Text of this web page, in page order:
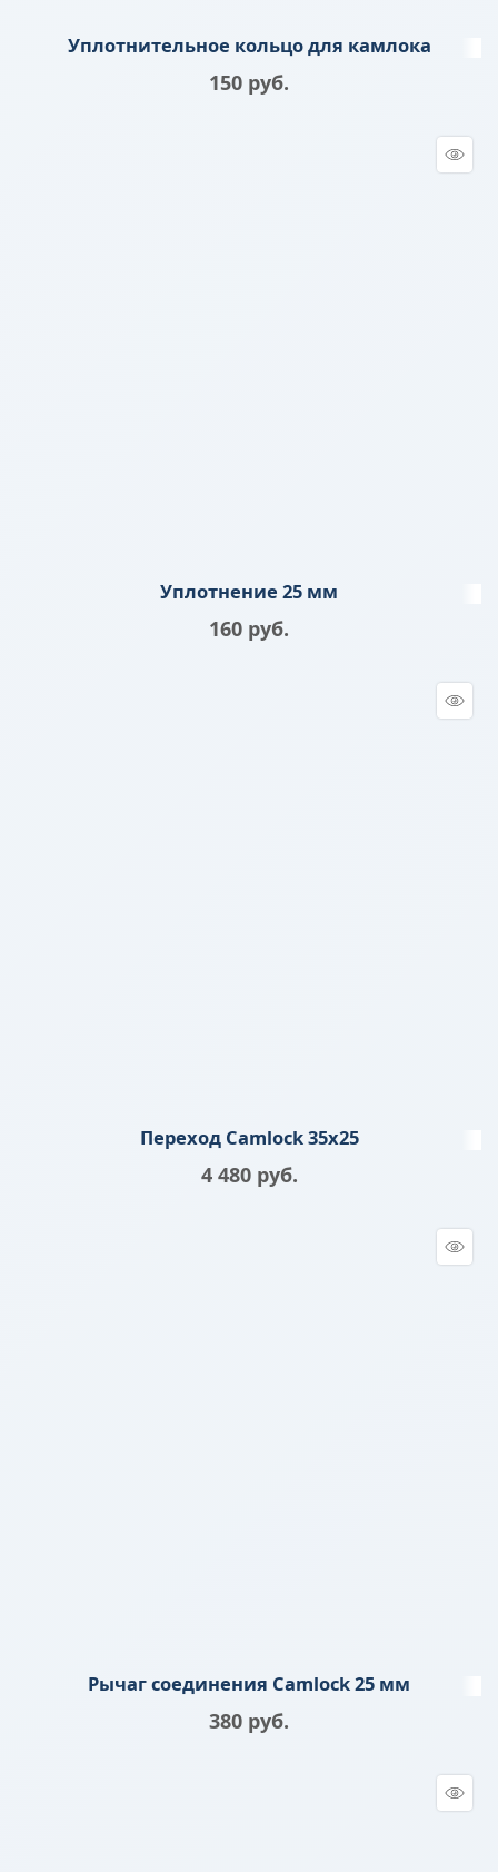
Уплотнительное кольцо для камлока
150 руб.
Уплотнение 25 мм
160 руб.
Переход Camlock 35х25
4 480 руб.
Рычаг соединения Camlock 25 мм
380 руб.